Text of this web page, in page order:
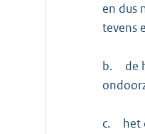
en dus
tevens
b.
de
c. het